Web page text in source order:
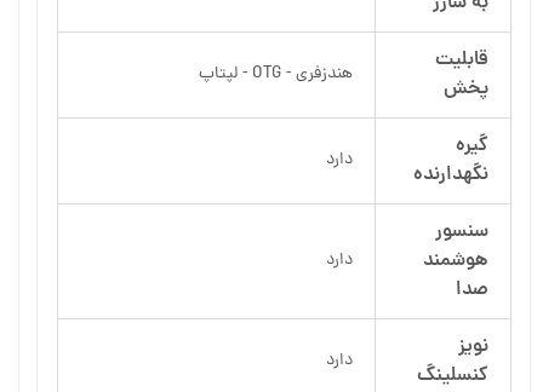
قابلیت
پخش
هندزفری - OTG - لپتاپ
گیره
نگهدارنده
دارد
سنسور
هوشمند
صدا
دارد
نویز
کنسلینگ
دارد